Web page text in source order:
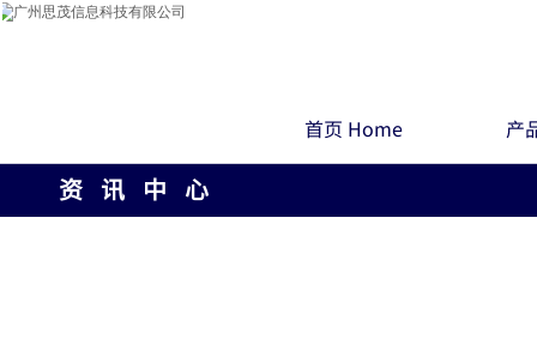
首页 Home 产
资 讯 中 心